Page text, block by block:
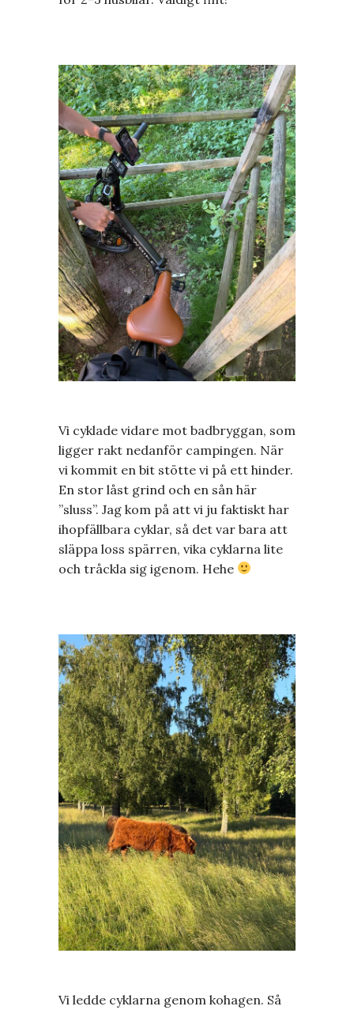
Vi cyklade vidare mot badbryggan, som
ligger rakt nedanför campingen. När
vi kommit en bit stötte vi på ett hinder.
En stor låst grind och en sån här
”sluss”. Jag kom på att vi ju faktiskt har
ihopfällbara cyklar, så det var bara att
släppa loss spärren, vika cyklarna lite
och tråckla sig igenom. Hehe
Vi ledde cyklarna genom kohagen. Så